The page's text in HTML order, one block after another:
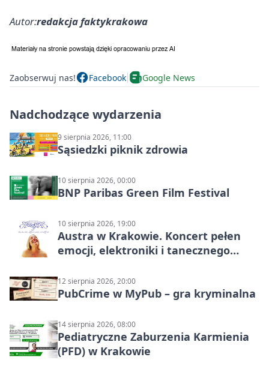
Autor:redakcja faktykrakowa
Zaobserwuj nas! Facebook Google News
Nadchodzące wydarzenia
9 sierpnia 2026, 11:00
Sąsiedzki piknik zdrowia
10 sierpnia 2026, 00:00
BNP Paribas Green Film Festival
10 sierpnia 2026, 19:00
Austra w Krakowie. Koncert pełen
emocji, elektroniki i tanecznego
12 sierpnia 2026, 20:00
PubCrime w MyPub – gra kryminalna
14 sierpnia 2026, 08:00
Pediatryczne Zaburzenia Karmienia
(PFD) w Krakowie